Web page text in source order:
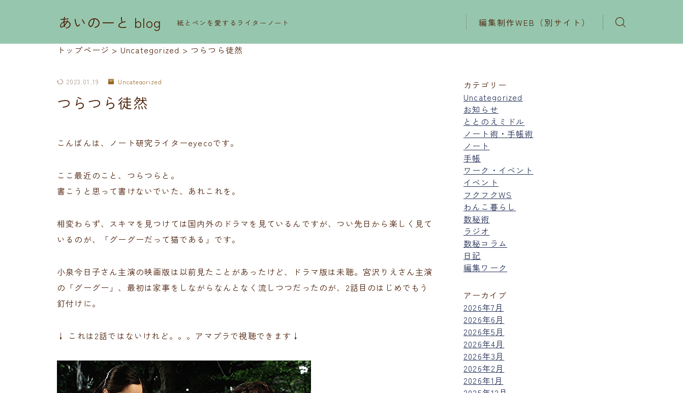
あいのーと blog 紙とペンを愛するライターノート 編集制作WEB（別サイト）
トップページ > Uncategorized > つらつら徒然
2023.01.19 Uncategorized
つらつら徒然
こんばんは、ノート研究ライターeyecoです。
ここ最近のこと、つらつらと。
書こうと思って書けないでいた、あれこれを。
相変わらず、スキマを見つけては国内外のドラマを見ているんですが、つい先日から楽しく見て
いるのが、「グーグーだって猫である」です。
小泉今日子さん主演の映画版は以前見たことがあったけど、ドラマ版は未聴。宮沢りえさん主演
の「グーグー」、最初は家事をしながらなんとなく流しつつだったのが、2話目のはじめでもう
釘付けに。
↓ これは2話ではないけれど。。。アマプラで視聴できます↓
カテゴリー
Uncategorized
お知らせ
ととのえミドル
ノート術・手帳術
ノート
手帳
ワーク・イベント
イベント
フクフクWS
わんこ暮らし
数秘術
ラジオ
数秘コラム
日記
編集ワーク
アーカイブ
2026年7月
2026年6月
2026年5月
2026年4月
2026年3月
2026年2月
2026年1月